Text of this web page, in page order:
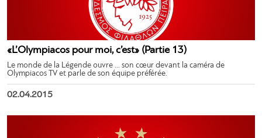
«L’Olympiacos pour moi, c’est» (Partie 13)
Le monde de la Légende ouvre … son cœur devant la caméra de
Olympiacos TV et parle de son équipe préférée.
02.04.2015